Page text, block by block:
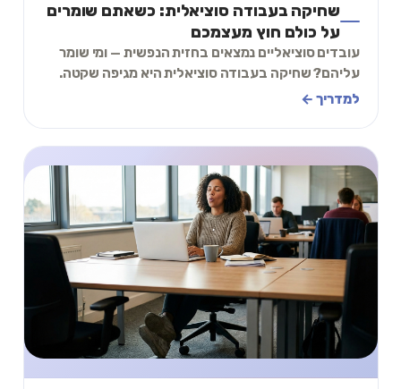
שחיקה בעבודה סוציאלית: כשאתם שומרים
על כולם חוץ מעצמכם
עובדים סוציאליים נמצאים בחזית הנפשית — ומי שומר
עליהם? שחיקה בעבודה סוציאלית היא מגיפה שקטה.
מדריך מעשי עם תרגיל של 2 דקות.
למדריך ←